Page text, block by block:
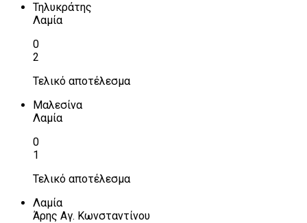
Τηλυκράτης
Λαμία
0
2
Τελικό αποτέλεσμα
Μαλεσίνα
Λαμία
0
1
Τελικό αποτέλεσμα
Λαμία
Άρης Αγ. Κωνσταντίνου